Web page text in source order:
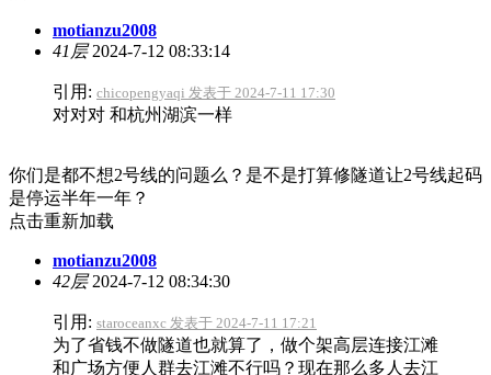
motianzu2008
41层2024-7-12 08:33:14
引用: chicopengyaqi 发表于 2024-7-11 17:30
对对对 和杭州湖滨一样
你们是都不想2号线的问题么？是不是打算修隧道让2号线起码
是停运半年一年？
点击重新加载
motianzu2008
42层2024-7-12 08:34:30
引用: staroceanxc 发表于 2024-7-11 17:21
为了省钱不做隧道也就算了，做个架高层连接江滩
和广场方便人群去江滩不行吗？现在那么多人去江